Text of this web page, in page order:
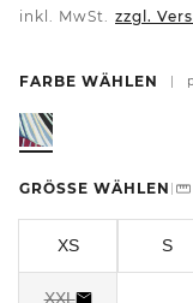
inkl. MwSt. zzgl.
FARBE WÄHLEN
GRÖSSE WÄHLEN
XS S
XXL